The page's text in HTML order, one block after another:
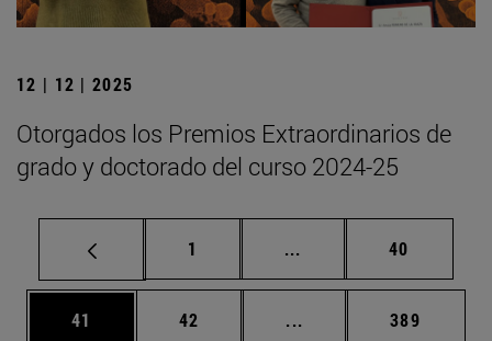
12 | 12 | 2025
Otorgados los Premios Extraordinarios de
grado y doctorado del curso 2024-25
Página
1 ... Páginas intermedias
Página
40
Página
41 Página
42 ... Páginas intermedias
Página
389